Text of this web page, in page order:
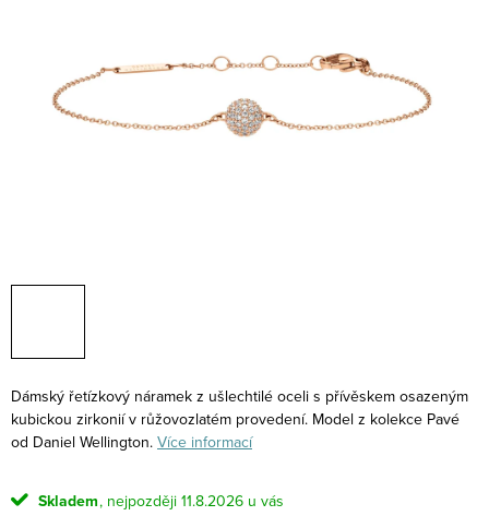
Dámský řetízkový náramek z ušlechtilé oceli s přívěskem osazeným
kubickou zirkonií v růžovozlatém provedení. Model z kolekce Pavé
od Daniel Wellington. Více informací
Skladem
11.8.2026